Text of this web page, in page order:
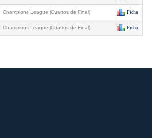
Champions League (Cuartos de Final) Ficha
Champions League (Cuartos de Final) Ficha